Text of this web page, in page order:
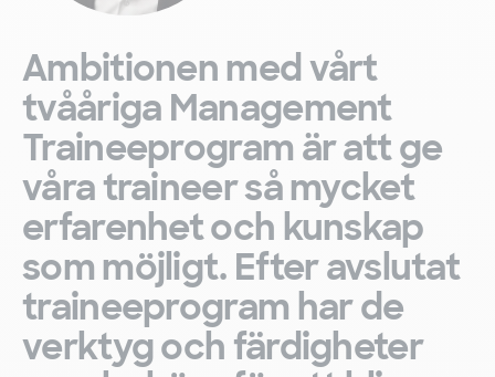
Ambitionen med vårt
tvååriga Management
Traineeprogram är att ge
våra traineer så mycket
erfarenhet och kunskap
som möjligt. Efter avslutat
traineeprogram har de
verktyg och färdigheter